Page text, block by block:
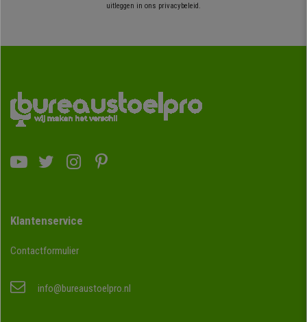
uitleggen in ons privacybeleid.
Klantenservice
Contactformulier
info@bureaustoelpro.nl